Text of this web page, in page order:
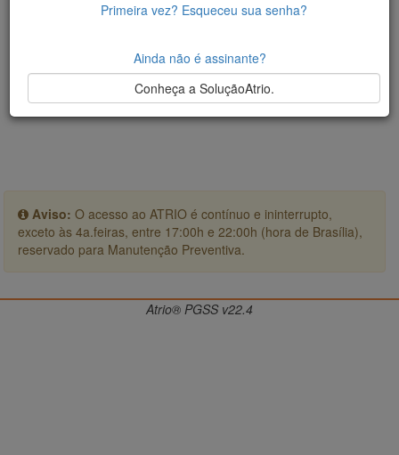
Aviso: O acesso ao ATRIO é contínuo e ininterrupto,
exceto às 4a.feiras, entre 17:00h e 22:00h (hora de Brasília),
reservado para Manutenção Preventiva.
Primeira vez? Esqueceu sua senha?
Ainda não é assinante?
Conheça a SoluçãoAtrio.
Atrio® PGSS v22.4